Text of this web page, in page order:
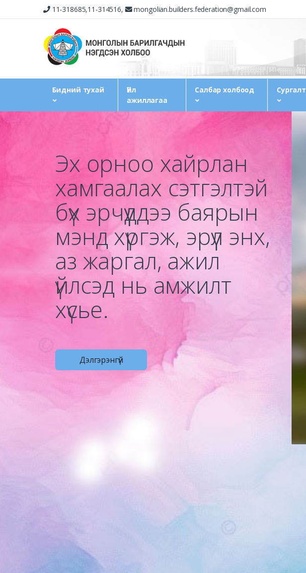
11-318685,11-314516, mongolian.builders.federation@gmail.com
Бидний тухай
Үйл
ажиллагаа
Салбар холбоод Сургалт
Эх орноо хайрлан
хамгаалах сэтгэлтэй
бүх эрчүүддээ баярын
мэнд хүргэж, эрүүл энх,
аз жаргал, ажил
үйлсэд нь амжилт
хүсье.
Дэлгэрэнгүй